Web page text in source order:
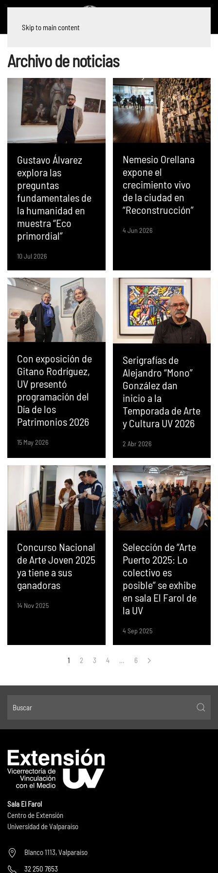
Skip to main content
Archivo de noticias
Gustavo Álvarez
explora las
preguntas
fundamentales de
la humanidad en
muestra “Eco
primordial”
10 Jul 2026
Nemesio Orellana
expone el
crecimiento vivo
de la ciudad en
“Reconstrucción”
4 Jun 2026
Con exposición de
Gitano Rodríguez,
UV presentó
programación del
Día de los
Patrimonios 2026
15 May 2026
Serigrafías de
Alejandro “Mono”
González dan
inicio a la
Temporada de Arte
y Cultura UV 2026
2 Abr 2026
Concurso Nacional
de Arte Joven 2025
ya tiene a sus
ganadoras
14 Nov 2025
Selección de “Arte
Puerto 2025: Lo
colectivo es
posible” se exhibe
en sala El Farol de
la UV
4 Sep 2025
1 2 3 4 … 6
Sala El Farol
Centro de Extensión
Universidad de Valparaíso
Blanco 1113, Valparaíso
32 250 7653